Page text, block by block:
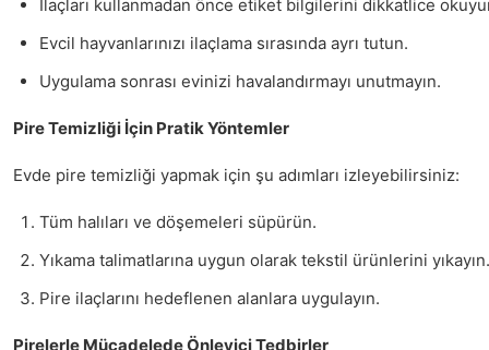
İlaçları kullanmadan önce etiket bilgilerini dikkatlice
Evcil hayvanlarınızı ilaçlama sırasında ayrı tutun.
Uygulama sonrası evinizi havalandırmayı unutmayın.
Pire Temizliği İçin Pratik Yöntemler
Evde pire temizliği yapmak için şu adımları izleyebilirsiniz:
Tüm halıları ve döşemeleri süpürün.
Yıkama talimatlarına uygun olarak tekstil ürünlerini yıkayın.
Pire ilaçlarını hedeflenen alanlara uygulayın.
Pirelerle Mücadelede Önleyici Tedbirler